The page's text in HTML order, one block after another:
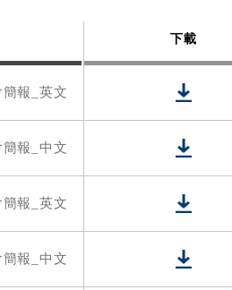
下載
報_英文
報_中文
報_英文
報_中文